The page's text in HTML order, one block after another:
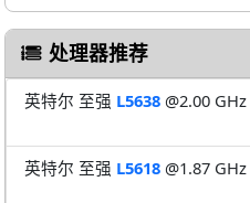
处理器推荐
英特尔 至强 L5638 @2.00 GHz
英特尔 至强 L5618 @1.87 GHz